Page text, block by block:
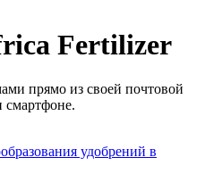
Fertilizer
прямо из своей почтовой